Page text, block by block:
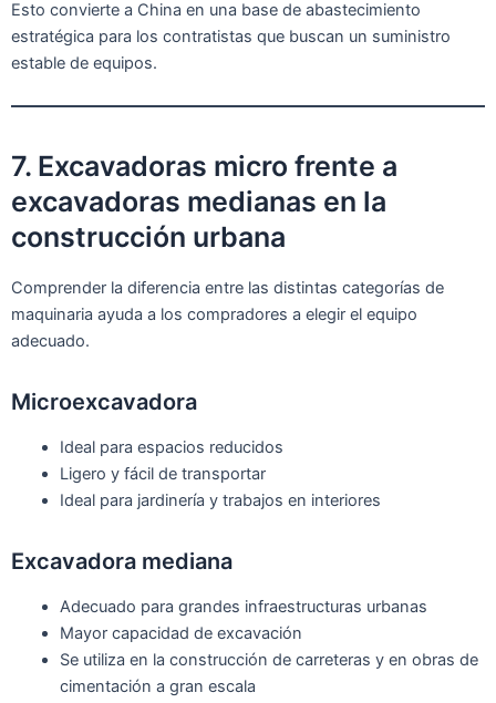
Esto convierte a China en una base de abastecimiento
estratégica para los contratistas que buscan un suministro
estable de equipos.
7. Excavadoras micro frente a
excavadoras medianas en la
construcción urbana
Comprender la diferencia entre las distintas categorías de
maquinaria ayuda a los compradores a elegir el equipo
adecuado.
Microexcavadora
Ideal para espacios reducidos
Ligero y fácil de transportar
Ideal para jardinería y trabajos en interiores
Excavadora mediana
Adecuado para grandes infraestructuras urbanas
Mayor capacidad de excavación
Se utiliza en la construcción de carreteras y en obras de
cimentación a gran escala